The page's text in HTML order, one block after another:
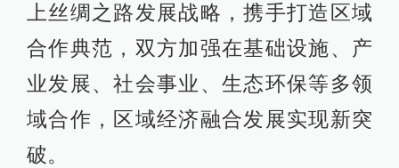
上丝绸之路发展战略，携手打造区域
合作典范，双方加强在基础设施、产
业发展、社会事业、生态环保等多领
域合作，区域经济融合发展实现新突
破。